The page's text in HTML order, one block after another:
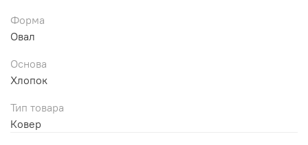
Форма
Овал
Основа
Хлопок
Тип товара
Ковер